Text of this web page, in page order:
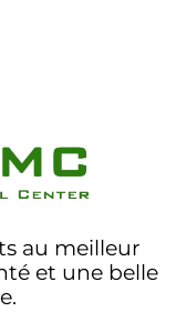
au meilleur
et une belle